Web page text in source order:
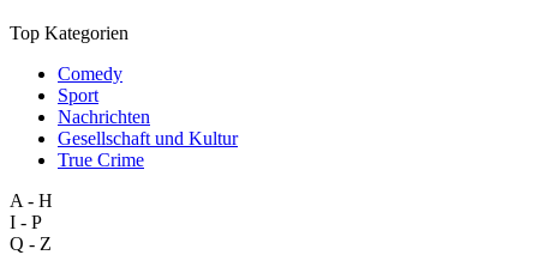
Top Kategorien
Comedy
Sport
Nachrichten
Gesellschaft und Kultur
True Crime
A - H
I - P
Q - Z